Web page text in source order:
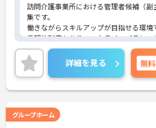
訪問介護事業所における管理者候補（副
集です。
働きながらスキルアップが目指せる環
希望休制度もありワークライフバランス
らご勤務いただけます☆
ご興味のある方には、面接対策ポイント
に詳細をお話しいたしますのでお気軽に
さい！
詳細を見る 無料
グループホーム